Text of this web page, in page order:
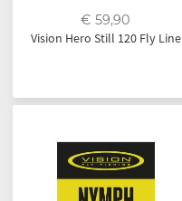
€ 59,90
Vision Hero Still 120 Fly Line